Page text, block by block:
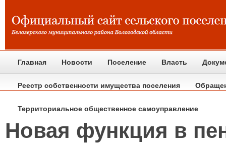
Главная Новости Поселение Власть
Реестр собственности имущества поселения
Территориальное общественное самоуправление
Новая функция в